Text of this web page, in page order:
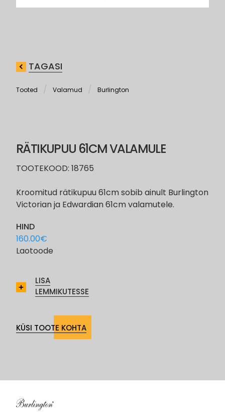
TAGASI
Tooted Valamud Burlington
RÄTIKUPUU 61CM VALAMULE
TOOTEKOOD: 18765
Kroomitud rätikupuu 61cm sobib ainult Burlington
Victorian ja Edwardian 61cm valamutele.
HIND
160.00€
Laotoode
LISA
LEMMIKUTESSE
KÜSI TOOTE KOHTA